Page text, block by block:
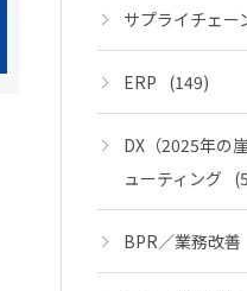
サプライチェー
ERP (149)
DX（2025年の
ューティング
BPR／業務改善